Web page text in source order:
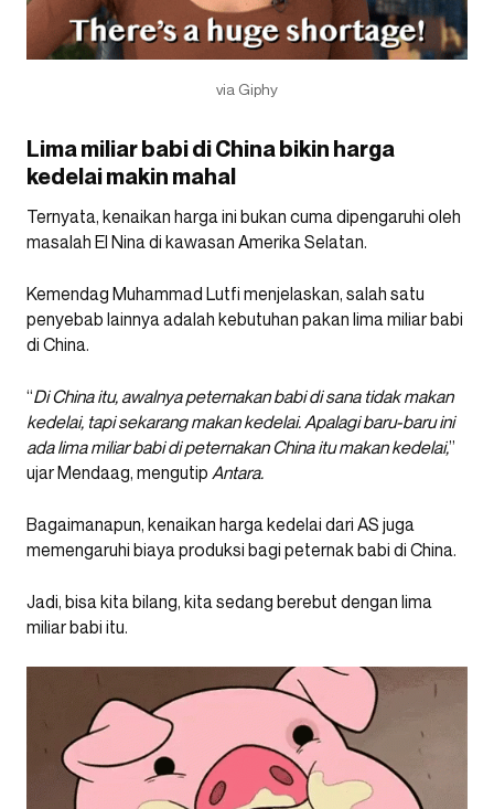
via Giphy
Lima miliar babi di China bikin harga
kedelai makin mahal
Ternyata, kenaikan harga ini bukan cuma dipengaruhi oleh
masalah El Nina di kawasan Amerika Selatan.
Kemendag Muhammad Lutfi menjelaskan, salah satu
penyebab lainnya adalah kebutuhan pakan lima miliar babi
di China.
“Di China itu, awalnya peternakan babi di sana tidak makan
kedelai, tapi sekarang makan kedelai. Apalagi baru-baru ini
ada lima miliar babi di peternakan China itu makan kedelai,”
ujar Mendaag, mengutip Antara.
Bagaimanapun, kenaikan harga kedelai dari AS juga
memengaruhi biaya produksi bagi peternak babi di China.
Jadi, bisa kita bilang, kita sedang berebut dengan lima
miliar babi itu.